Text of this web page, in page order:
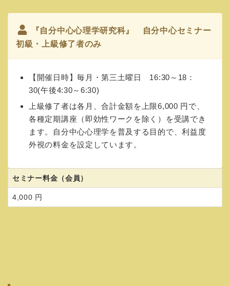
『自分中心心理学研究科』 自分中心セミナー
初級・上級修了者のみ
【開催日時】毎月・第三土曜日 16:30～18：
30(午後4:30～6:30)
上級修了者は各月、合計金額を上限6,000 円で、
各種定期講座（即効性ワークを除く）を受講でき
ます。自分中心心理学を普及する目的で、利益度
外視の料金を設定しています。
セミナー料金（会員）
4,000 円